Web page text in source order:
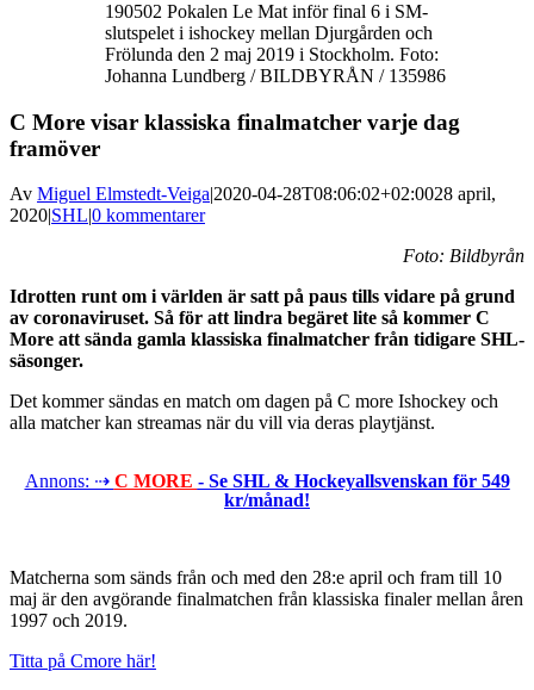
190502 Pokalen Le Mat inför final 6 i SM-
slutspelet i ishockey mellan Djurgården och
Frölunda den 2 maj 2019 i Stockholm. Foto:
Johanna Lundberg / BILDBYRÅN / 135986
C More visar klassiska finalmatcher varje dag
framöver
Av Miguel Elmstedt-Veiga|2020-04-28T08:06:02+02:0028 april,
2020|SHL|0 kommentarer
Foto: Bildbyrån
Idrotten runt om i världen är satt på paus tills vidare på grund
av coronaviruset. Så för att lindra begäret lite så kommer C
More att sända gamla klassiska finalmatcher från tidigare SHL-
säsonger.
Det kommer sändas en match om dagen på C more Ishockey och
alla matcher kan streamas när du vill via deras playtjänst.
Annons: ⇢ C MORE - Se SHL & Hockeyallsvenskan för 549
kr/månad!
Matcherna som sänds från och med den 28:e april och fram till 10
maj är den avgörande finalmatchen från klassiska finaler mellan åren
1997 och 2019.
Titta på Cmore här!